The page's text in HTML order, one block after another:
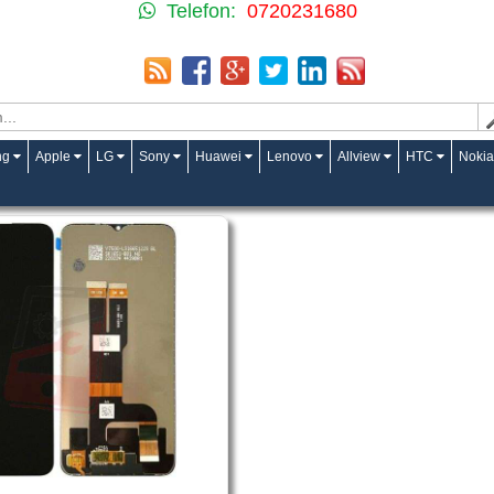
Telefon: 0720231680
Apple LG Sony Huawei Lenovo Allview HTC Nokia